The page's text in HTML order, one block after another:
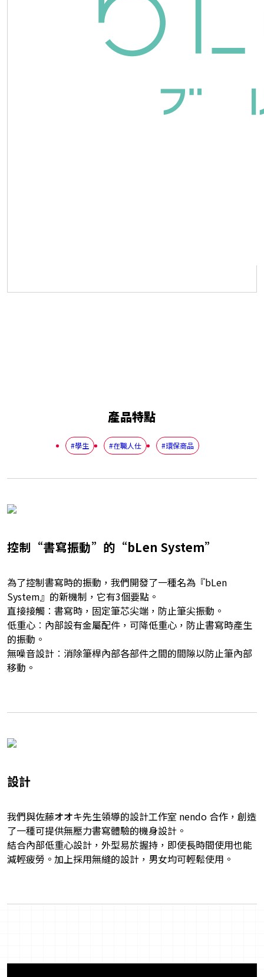
產品特點
#學生 #在職人仕 #環保商品
控制“書寫振動”的“bLen System”
為了控制書寫時的振動，我們開發了一種名為『bLen
System』的新機制，它有3個要點。
直接接觸︰書寫時，固定筆芯尖端，防止筆尖振動。
低重心︰內部設有金屬配件，可降低重心，防止書寫時產生
的振動。
無噪音設計︰消除筆桿內部各部件之間的間隙以防止筆內部
移動。
設計
我們與佐藤オオキ先生領導的設計工作室 nendo 合作，創造
了一種可提供無壓力書寫體驗的機身設計。
結合內部低重心設計，外型易於握持，即使長時間使用也能
減輕疲勞。加上採用無縫的設計，男女均可輕鬆使用。